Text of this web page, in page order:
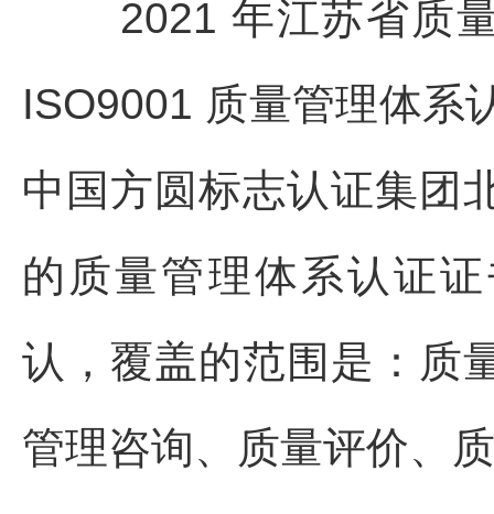
2021 年江苏省质
ISO9001 质量管理体系
中国方圆标志认证集团
的质量管理体系认证
认，覆盖的范围是：质
管理咨询、质量评价、